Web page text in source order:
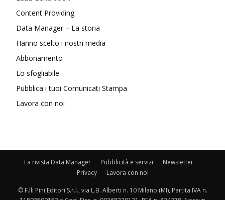
Content Providing
Data Manager – La storia
Hanno scelto i nostri media
Abbonamento
Lo sfogliabile
Pubblica i tuoi Comunicati Stampa
Lavora con noi
La rivista Data Manager Pubblicità e servizi
Newsletter
Privacy
Lavora con noi
© F.lli Pini Editori S.r.l., via L.B. Alberti n. 10 Milano (MI), Partita IVA n.